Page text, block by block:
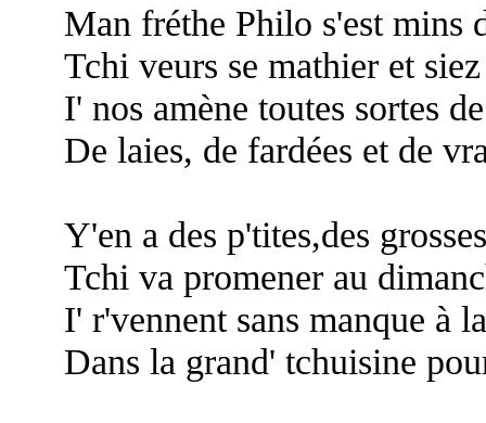
Man fréthe Philo s'est mins
Tchi veurs se mathier et
I' nos amène toutes sortes
De laies, de fardées et de
Y'en a des p'tites,des
Tchi va promener au
I' r'vennent sans manque à
Dans la grand' tchuisine